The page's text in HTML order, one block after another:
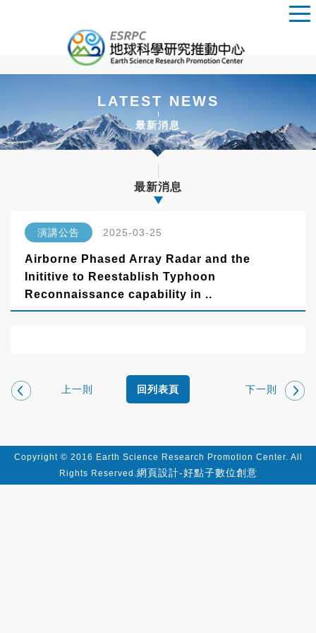
LATEST NEWS
最新消息
最新消息
演講公告 2025-03-25
Airborne Phased Array Radar and the
Inititive to Reestablish Typhoon
Reconnaissance capability in ..
上一則 下一則
回列表頁
Copyright © 2016 Earth Science Research Promotion Center. All
Rights Reserved.網頁設計-好點子數位創意